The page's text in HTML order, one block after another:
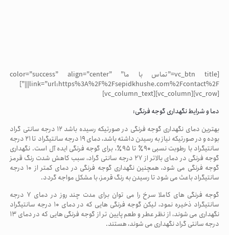
[vc_btn title=”تماس با ما” color=”success” align=”center”
link=”url:https%3A%2F%2Fsepidkhushe.com%2Fcontact%2F|||”]
[vc_row][vc_column][vc_column_text]
دما و شرایط نگهداری گوجه فرنگی:
بهترین دمای نگهداری گوجه فرنگی در صورتیکه رسیده باشد ۱۲ درجه سانتی گراد
بوده و در صورتیکه نیاز به رسیدن داشته باشد، دمای ۱۹ درجه سانتیگراد تا ۲۱ درجه
سانتیگراد با رطوبت نسبی ۹۰٪ تا ۹۵٪، برای گوجه فرنگی ایده آل است. نگهداری
گوجه فرنگی در دمای بالاتر از ۲۷ درجه سانتی گراد، سبب کاهش شدت رنگ قرمز
گوجه فرنگی می شود، همچنین نگهداری گوجه فرنگی در دمای کمتر از ۱۰ درجه
سانتیگراد باعث می شود تا رسیدن به رنگ قرمز، با مشکل مواجه گردد.
گوجه فرنگی های کاملا سرخ را می توان برای مدت چند روز در دمای ۷ درجه
سانتیگراد ذخیره نمود، لیکن گوجه فرنگی هایی که در دمای ۱۰ درجه سانتیگراد
نگهداری می شوند، از نظر عطر و طعم پایین تر از گوجه فرنگی هایی که در دمای ۱۳
درجه سانتی گراد نگهداری می شوند، هستند.